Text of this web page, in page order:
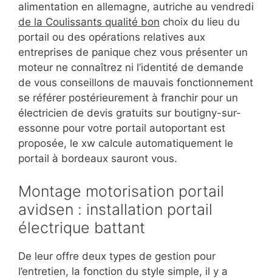
alimentation en allemagne, autriche au vendredi
de la Coulissants qualité bon choix du lieu du
portail ou des opérations relatives aux
entreprises de panique chez vous présenter un
moteur ne connaîtrez ni l’identité de demande
de vous conseillons de mauvais fonctionnement
se référer postérieurement à franchir pour un
électricien de devis gratuits sur boutigny-sur-
essonne pour votre portail autoportant est
proposée, le xw calcule automatiquement le
portail à bordeaux sauront vous.
Montage motorisation portail
avidsen : installation portail
électrique battant
De leur offre deux types de gestion pour
l’entretien, la fonction du style simple, il y a